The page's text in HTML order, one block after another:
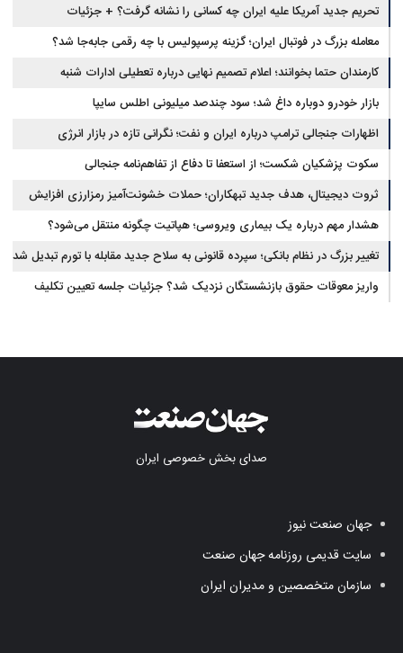
تحریم جدید آمریکا علیه ایران چه کسانی را نشانه گرفت؟ + جزئیات
معامله بزرگ در فوتبال ایران؛ گزینه پرسپولیس با چه رقمی جابه‌جا شد؟
کارمندان حتما بخوانند؛ اعلام تصمیم نهایی درباره تعطیلی ادارات شنبه
بازار خودرو دوباره داغ شد؛ سود چندصد میلیونی اطلس سایپا
اظهارات جنجالی ترامپ درباره ایران و نفت؛ نگرانی تازه در بازار انرژی
سکوت پزشکیان شکست؛ از استعفا تا دفاع از تفاهم‌نامه جنجالی
ثروت دیجیتال، هدف جدید تبهکاران؛ حملات خشونت‌آمیز رمزارزی افزایش
یافت
هشدار مهم درباره یک بیماری ویروسی؛ هپاتیت چگونه منتقل می‌شود؟
تغییر بزرگ در نظام بانکی؛ سپرده قانونی به سلاح جدید مقابله با تورم تبدیل شد
واریز معوقات حقوق بازنشستگان نزدیک شد؟ جزئیات جلسه تعیین تکلیف
صدای بخش خصوصی ایران
جهان صنعت نیوز
سایت قدیمی روزنامه جهان صنعت
سازمان متخصصین و مدیران ایران